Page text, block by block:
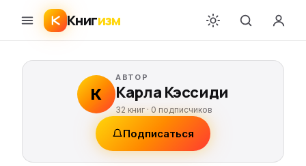
Книгизм
К
АВТОР
Карла Кэссиди
32 книг ·0 подписчиков
Подписаться